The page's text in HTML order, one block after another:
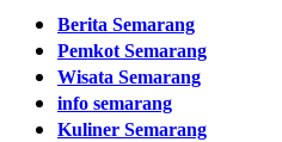
Berita Semarang
Pemkot Semarang
Wisata Semarang
info semarang
Kuliner Semarang